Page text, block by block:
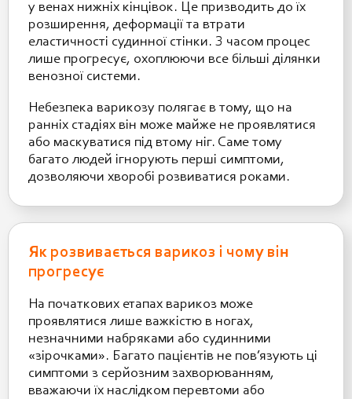
у венах нижніх кінцівок. Це призводить до їх
розширення, деформації та втрати
еластичності судинної стінки. З часом процес
лише прогресує, охоплюючи все більші ділянки
венозної системи.
Небезпека варикозу полягає в тому, що на
ранніх стадіях він може майже не проявлятися
або маскуватися під втому ніг. Саме тому
багато людей ігнорують перші симптоми,
дозволяючи хворобі розвиватися роками.
Як розвивається варикоз і чому він
прогресує
На початкових етапах варикоз може
проявлятися лише важкістю в ногах,
незначними набряками або судинними
«зірочками». Багато пацієнтів не пов’язують ці
симптоми з серйозним захворюванням,
вважаючи їх наслідком перевтоми або